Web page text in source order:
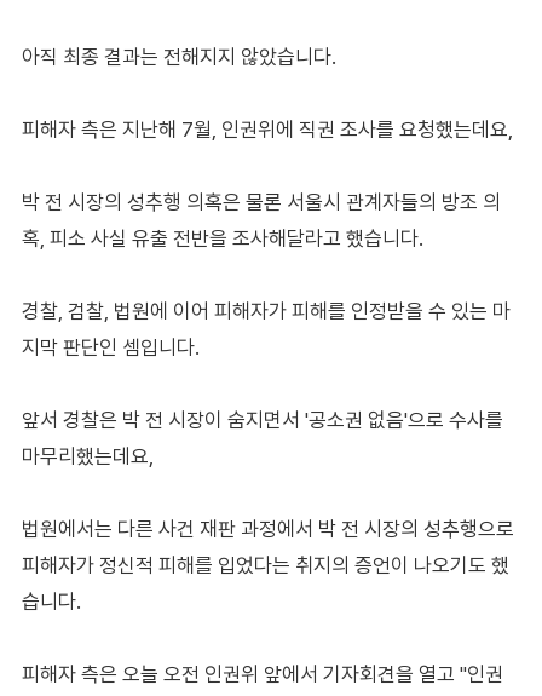
아직 최종 결과는 전해지지 않았습니다.
피해자 측은 지난해 7월, 인권위에 직권 조사를 요청했는데요,
박 전 시장의 성추행 의혹은 물론 서울시 관계자들의 방조 의
혹, 피소 사실 유출 전반을 조사해달라고 했습니다.
경찰, 검찰, 법원에 이어 피해자가 피해를 인정받을 수 있는 마
지막 판단인 셈입니다.
앞서 경찰은 박 전 시장이 숨지면서 '공소권 없음'으로 수사를
마무리했는데요,
법원에서는 다른 사건 재판 과정에서 박 전 시장의 성추행으로
피해자가 정신적 피해를 입었다는 취지의 증언이 나오기도 했
습니다.
피해자 측은 오늘 오전 인권위 앞에서 기자회견을 열고 "인권